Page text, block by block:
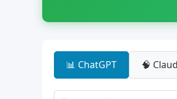
📊 ChatGPT 🧠